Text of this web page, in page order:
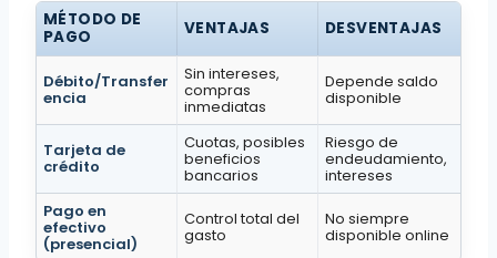
MÉTODO DE
PAGO
VENTAJAS DESVENTAJAS
Débito/Transfer
encia
Sin intereses,
compras
inmediatas
Depende saldo
disponible
Tarjeta de
crédito
Cuotas, posibles
beneficios
bancarios
Riesgo de
endeudamiento,
intereses
Pago en
efectivo
(presencial)
Control total del
gasto
No siempre
disponible online